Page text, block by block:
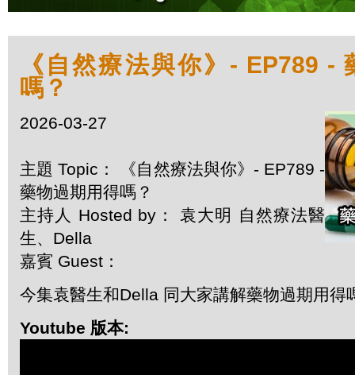
《自然療法與你》- EP789 -
嗎？
2026-03-27
主題 Topic： 《自然療法與你》- EP789 -
藥物過期用得嗎？
主持人 Hosted by： 袁大明 自然療法醫
生、Della
嘉賓 Guest：
今集袁醫生和Della 同大家講解藥物過期用得
Youtube 版本: